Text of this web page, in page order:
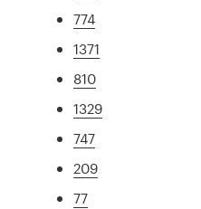
774
1371
810
1329
747
209
77